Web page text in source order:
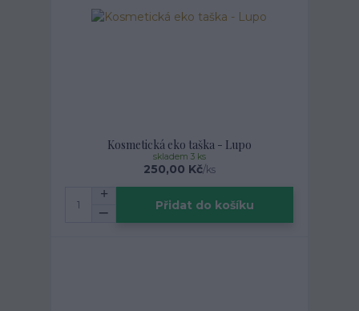
Kosmetická eko taška - Lupo
250,00 Kč/ks
skladem 3 ks
Přidat do košíku